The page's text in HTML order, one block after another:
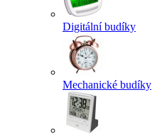
Digitální budíky
Mechanické budíky